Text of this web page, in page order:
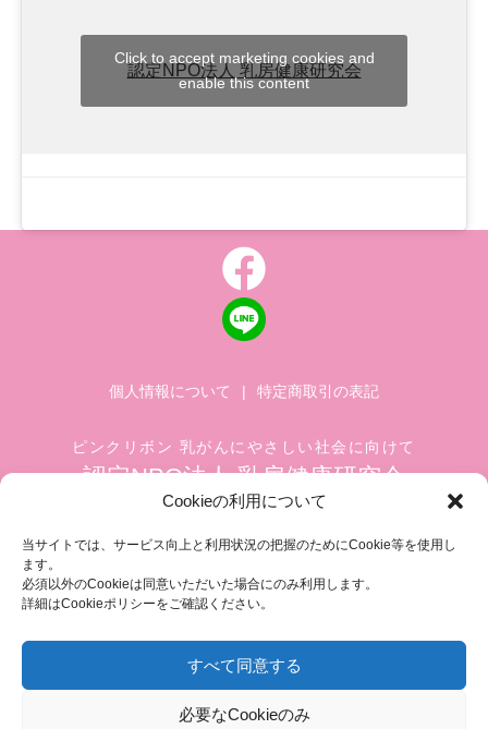
Cookieの利用について
当サイトでは、サービス向上と利用状況の把握のためにCookie等を使用し
ます。
必須以外のCookieは同意いただいた場合にのみ利用します。
詳細はCookieポリシーをご確認ください。
すべて同意する
必要なCookieのみ
認定NPO法人 乳房健康研究会
Click to accept marketing cookies and
enable this content
個人情報について | 特定商取引の表記
ピンクリボン 乳がんにやさしい社会に向けて
認定NPO法人 乳房健康研究会
築地ホワイトビル 1002
FAX.03-3545-6545
info@breastcare.jp
COPYRIGHT (C) 2019 JAPAN SOCIETY OF BREAST HEALTH, ALL RIGHT RESERVED